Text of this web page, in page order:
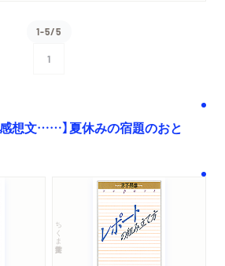
1-5/5
1
感想文……】夏休みの宿題のおと
ちくま学芸文庫